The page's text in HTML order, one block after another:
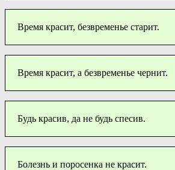
Время красит, безвременье старит.
Время красит, а безвременье чернит.
Будь красив, да не будь спесив.
Болезнь и поросенка не красит.